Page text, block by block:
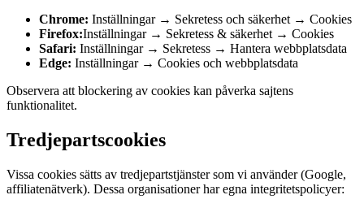
Chrome: Inställningar → Sekretess och säkerhet → Cookies
Firefox:Inställningar → Sekretess & säkerhet → Cookies
Safari: Inställningar → Sekretess → Hantera webbplatsdata
Edge: Inställningar → Cookies och webbplatsdata
Observera att blockering av cookies kan påverka sajtens
funktionalitet.
Tredjepartscookies
Vissa cookies sätts av tredjepartstjänster som vi använder (Google,
affiliatenätverk). Dessa organisationer har egna integritetspolicyer: